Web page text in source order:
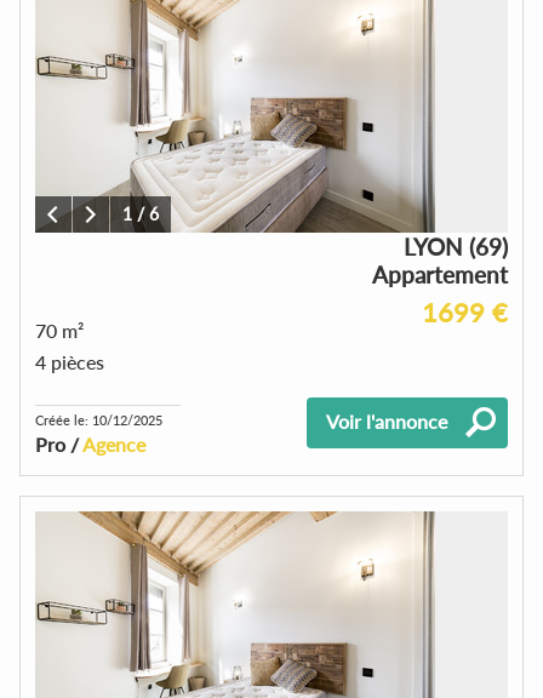
1 /6
LYON (69)
Appartement
1699 €
70 m²
4 pièces
Créée le: 10/12/2025
Pro /Agence
Voir l'annonce